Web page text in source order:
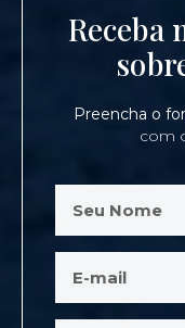
Receba
Preencha o
com